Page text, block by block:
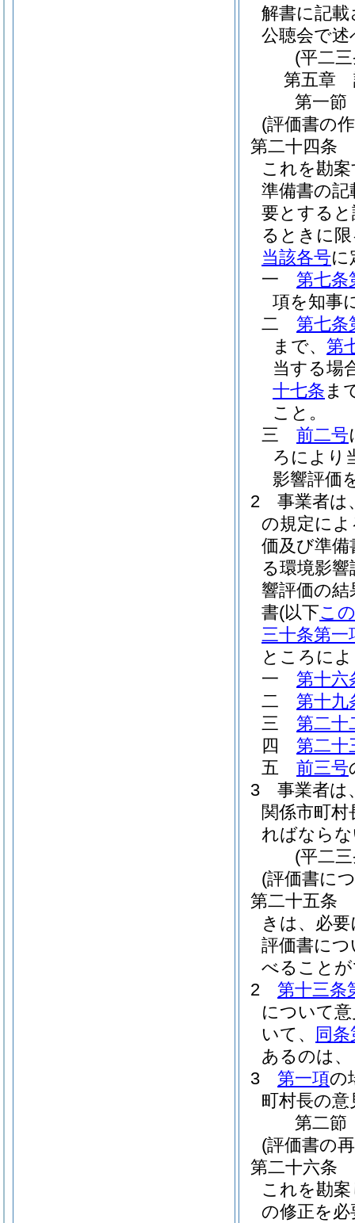
解書に記
公聴会で
(平二
第五章
第一節
(評価書の
第二十四条
これを勘
準備書の
要とする
るときに
当該各号に
一
第七条
項を知事
二
第七条
まで、 第
当する場
十七条 ま
こと。
三
前二号
ろにより
影響評価
2
事業者は
の規定に
価及び準
る環境影
響評価の
書(以下こ
三十条第一
ところに
一
第十六
二
第十九
三
第二十
四
第二十
五
前三号
3
事業者は
関係市町
ればなら
(平二
(評価書に
第二十五条
きは、必
評価書に
べること
2
第十三条
について
いて、
同
あるのは
3
第一項の
町村長の
第二節
(評価書の
第二十六条
これを勘
の修正を